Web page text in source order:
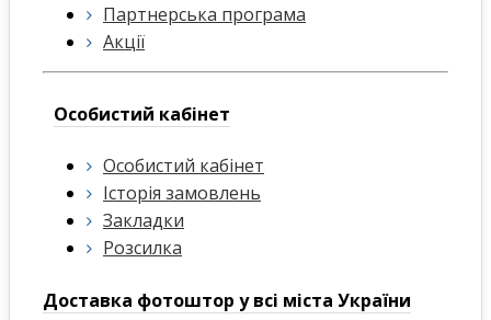
Партнерська програма
Акції
Особистий кабінет
Особистий кабінет
Історія замовлень
Закладки
Розсилка
Доставка фотоштор у всі міста України